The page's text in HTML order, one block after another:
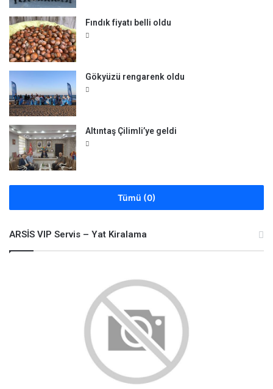
Fındık fiyatı belli oldu
Gökyüzü rengarenk oldu
Altıntaş Çilimli’ye geldi
Tümü (0)
ARSİS VIP Servis – Yat Kiralama